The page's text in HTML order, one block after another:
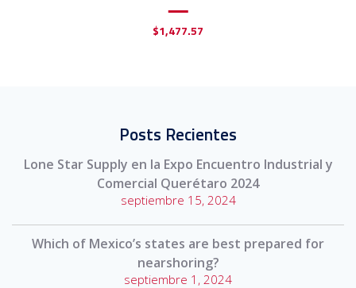
$1,477.57
Posts Recientes
Lone Star Supply en la Expo Encuentro Industrial y
Comercial Querétaro 2024
septiembre 15, 2024
Which of Mexico’s states are best prepared for
nearshoring?
septiembre 1, 2024